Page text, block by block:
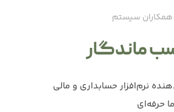
همکاران سیستم
ماندگار
نرم‌افزار حسابداری و مالی
حرفه‌ای